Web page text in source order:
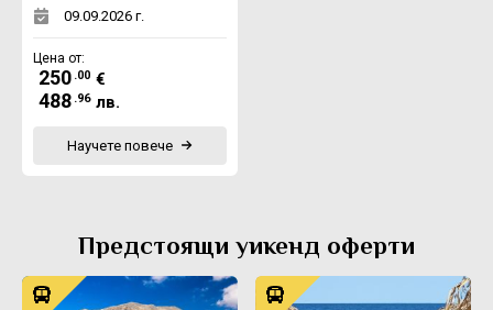
09.09.2026 г.
Цена от:
250 .00 €
488 .96 лв.
Научете повече
Предстоящи уикенд оферти